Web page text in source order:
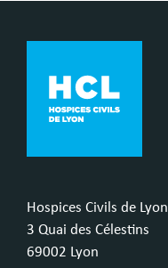
Hospices Civils de Lyon
3 Quai des Célestins
69002 Lyon